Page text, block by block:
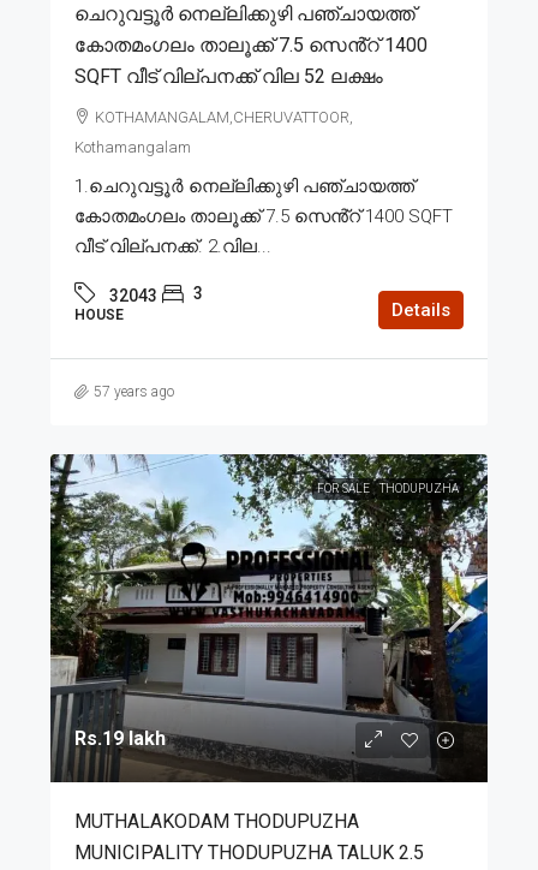
ചെറുവട്ടൂർ നെല്ലിക്കുഴി പഞ്ചായത്ത്
കോതമംഗലം താലൂക്ക് 7.5 സെൻ്റ് 1400
SQFT വീട് വില്പനക്ക് വില 52 ലക്ഷം
KOTHAMANGALAM,CHERUVATTOOR,
Kothamangalam
1.ചെറുവട്ടൂർ നെല്ലിക്കുഴി പഞ്ചായത്ത്
കോതമംഗലം താലൂക്ക് 7.5 സെൻ്റ് 1400 SQFT
വീട് വില്പനക്ക്. 2.വില...
32043 3
HOUSE Details
57 years ago
FOR SALE THODUPUZHA
Rs.19 lakh
MUTHALAKODAM THODUPUZHA
MUNICIPALITY THODUPUZHA TALUK 2.5